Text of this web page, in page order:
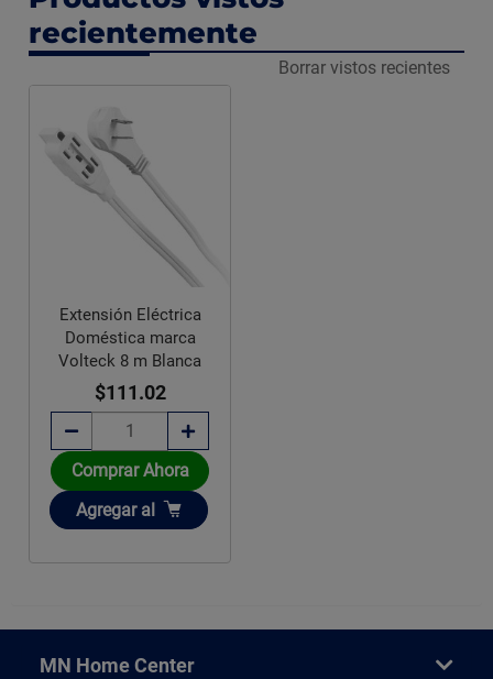
recientemente
Borrar vistos recientes
Extensión Eléctrica
Doméstica marca
Volteck 8 m Blanca
$111.02
Comprar Ahora
Añadir
Agregar al
MN Home Center